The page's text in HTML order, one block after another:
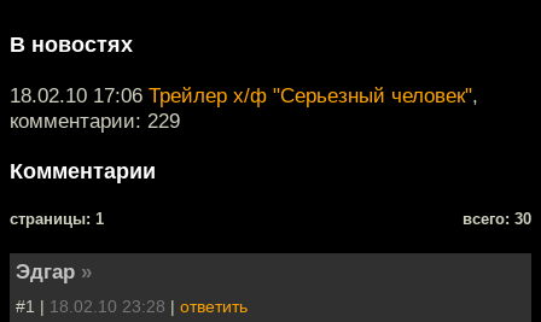
В новостях
18.02.10 17:06 Трейлер х/ф "Серьезный человек",
комментарии: 229
Комментарии
cтраницы: 1 всего: 30
Эдгар »
#1 | 18.02.10 23:28 | ответить